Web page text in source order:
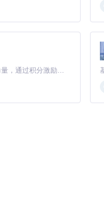
数据，整理成Excel报告
「源启盛夏」暑期校园开发者成长计划旨在激活校园开源力量，通过积分激励、认证扶持、资源倾斜等形式，引导高校组织和开发者完成「入驻 — 建项目 — 做贡献 — 获认证 — 得资源」的完整闭环。无论你是想带领社团入驻平台的组织者，还是希望用代码贡献证明自己的开发者，都能在这里找到属于你的成长路径。